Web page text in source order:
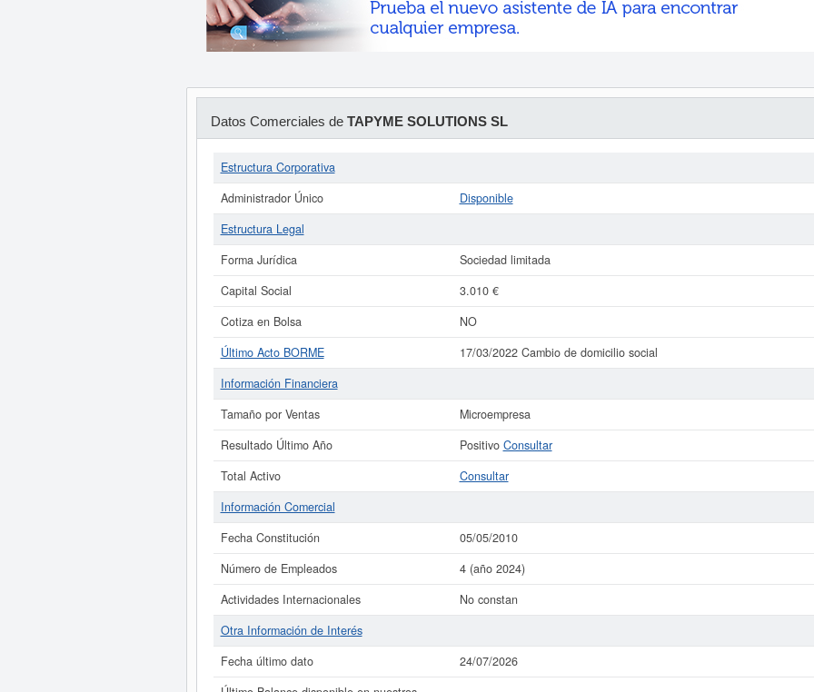
Datos Comerciales de TAPYME SOLUTIONS SL
Estructura Corporativa
Administrador Único
Disponible
Estructura Legal
Forma Jurídica
Sociedad limitada
Capital Social
3.010 €
Cotiza en Bolsa
NO
Último Acto BORME
17/03/2022 Cambio de domicilio social
Información Financiera
Tamaño por Ventas
Microempresa
Resultado Último Año
Positivo Consultar
Total Activo
Consultar
Información Comercial
Fecha Constitución
05/05/2010
Número de Empleados
4 (año 2024)
Actividades Internacionales
No constan
Otra Información de Interés
Fecha último dato
24/07/2026